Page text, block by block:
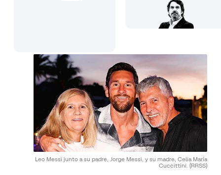
Leo Messi junto a su padre, Jorge Messi, y su madre, Celia María
Cuccittini. (RRSS)